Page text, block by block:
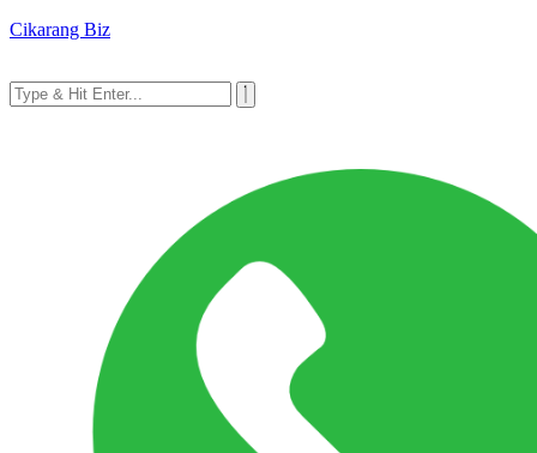
Cikarang Biz